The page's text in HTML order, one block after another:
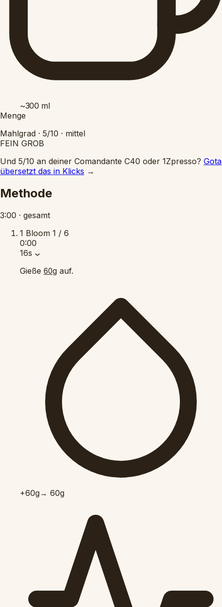
~300 ml
Menge
Mahlgrad · 5/10 · mittel
FEIN GROB
Und 5/10 an deiner Comandante C40 oder 1Zpresso? Gota
übersetzt das in Klicks →
Methode
3:00 · gesamt
1 Bloom 1 / 6
0:00
16s
Gieße 60g auf.
+60g→ 60g